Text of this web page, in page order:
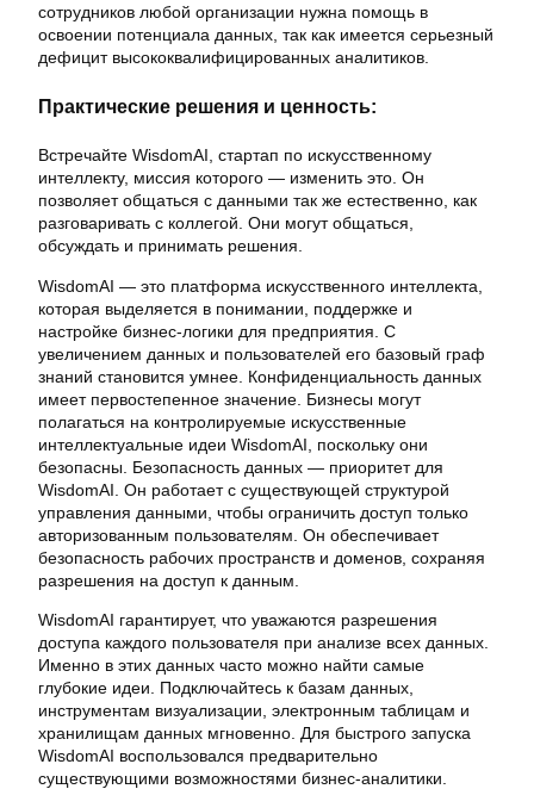
сотрудников любой организации нужна помощь в
освоении потенциала данных, так как имеется серьезный
дефицит высококвалифицированных аналитиков.
Практические решения и ценность:
Встречайте WisdomAI, стартап по искусственному
интеллекту, миссия которого — изменить это. Он
позволяет общаться с данными так же естественно, как
разговаривать с коллегой. Они могут общаться,
обсуждать и принимать решения.
WisdomAI — это платформа искусственного интеллекта,
которая выделяется в понимании, поддержке и
настройке бизнес-логики для предприятия. С
увеличением данных и пользователей его базовый граф
знаний становится умнее. Конфиденциальность данных
имеет первостепенное значение. Бизнесы могут
полагаться на контролируемые искусственные
интеллектуальные идеи WisdomAI, поскольку они
безопасны. Безопасность данных — приоритет для
WisdomAI. Он работает с существующей структурой
управления данными, чтобы ограничить доступ только
авторизованным пользователям. Он обеспечивает
безопасность рабочих пространств и доменов, сохраняя
разрешения на доступ к данным.
WisdomAI гарантирует, что уважаются разрешения
доступа каждого пользователя при анализе всех данных.
Именно в этих данных часто можно найти самые
глубокие идеи. Подключайтесь к базам данных,
инструментам визуализации, электронным таблицам и
хранилищам данных мгновенно. Для быстрого запуска
WisdomAI воспользовался предварительно
существующими возможностями бизнес-аналитики.